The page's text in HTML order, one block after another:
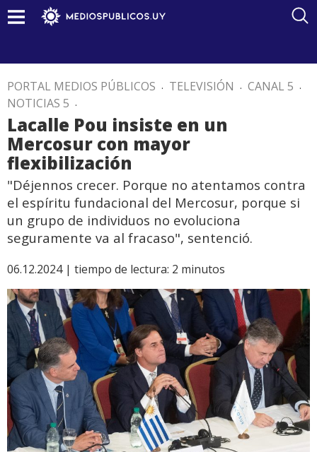
PORTAL MEDIOS PÚBLICOS . TELEVISIÓN . CANAL 5 .
NOTICIAS 5 .
Lacalle Pou insiste en un
Mercosur con mayor
flexibilización
"Déjennos crecer. Porque no atentamos contra
el espíritu fundacional del Mercosur, porque si
un grupo de individuos no evoluciona
seguramente va al fracaso", sentenció.
06.12.2024 | tiempo de lectura: 2 minutos